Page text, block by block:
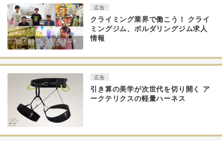
広告
クライミング業界で働こう！ クライ
ミングジム、ボルダリングジム求人
情報
広告
引き算の美学が次世代を切り開く ア
ークテリクスの軽量ハーネス